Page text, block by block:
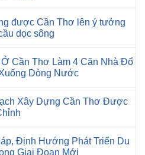
được Cần Thơ lên ý tưởng
dọc sông
Cần Thơ Làm 4 Căn Nhà Đổ
Dòng Nước
Xây Dựng Cần Thơ Được
Định Hướng Phát Triển Du
Giai Đoạn Mới